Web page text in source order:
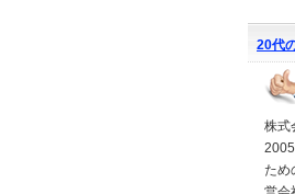
20代
株式
ため